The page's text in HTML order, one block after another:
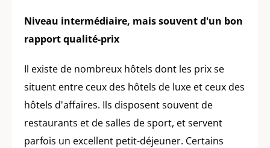
Niveau intermédiaire, mais souvent d'un bon
rapport qualité-prix
Il existe de nombreux hôtels dont les prix se
situent entre ceux des hôtels de luxe et ceux des
hôtels d'affaires. Ils disposent souvent de
restaurants et de salles de sport, et servent
parfois un excellent petit-déjeuner. Certains